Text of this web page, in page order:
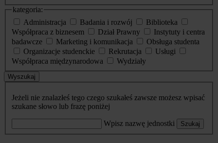
kategoria:
Administracja
Badania i rozwój
Biblioteka
Współpraca z biznesem
Dział Prawny
Instytuty i centra
badawcze
Marketing i komunikacja
Obsługa studenta
Organizacje studenckie
Rekrutacja
Usługi
Współpraca międzynarodowa
Wydziały
Wyszukaj
Jeżeli nie znalazłeś tego czego szukałeś zawsze możesz wpisać
szukane słowo lub frazę poniżej
Wpisz nazwę jednostki Szukaj